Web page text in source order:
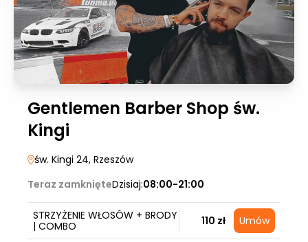
Gentlemen Barber Shop św.
Kingi
św. Kingi 24, Rzeszów
Teraz zamknięteDzisiaj:08:00-21:00
STRZYŻENIE WŁOSÓW + BRODY
| COMBO
110 zł Umów